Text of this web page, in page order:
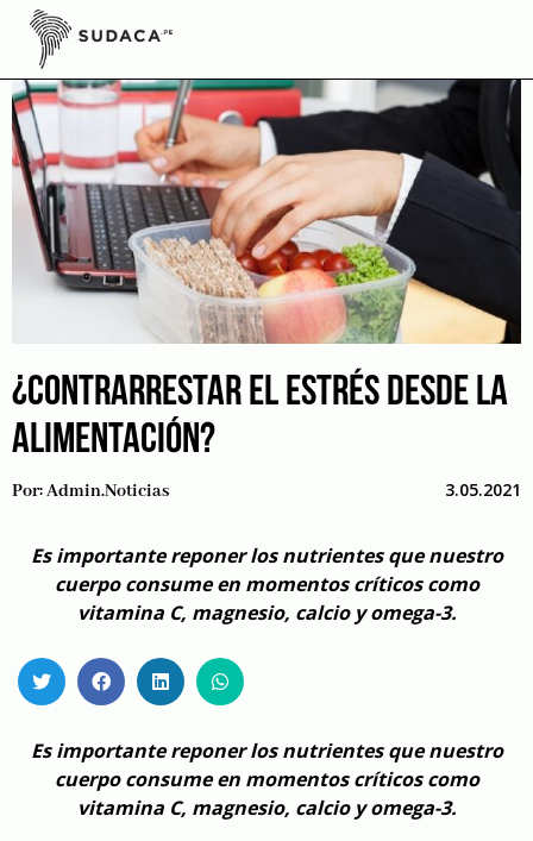
Skip
content
¿CONTRARRESTAR EL ESTRÉS DESDE LA
ALIMENTACIÓN?
Por:Admin.noticias 3.05.2021
Es importante reponer los nutrientes que nuestro
cuerpo consume en momentos críticos como
vitamina C, magnesio, calcio y omega-3.
Es importante reponer los nutrientes que nuestro
cuerpo consume en momentos críticos como
vitamina C, magnesio, calcio y omega-3.